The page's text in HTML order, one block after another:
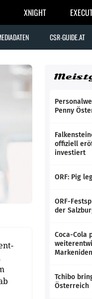
XNIGHT
CSR-GUIDE.AT
Penny
offiziell
investiert
ORF: Pig
ORF-
der
Coca-Cola
Tchibo
Österreich